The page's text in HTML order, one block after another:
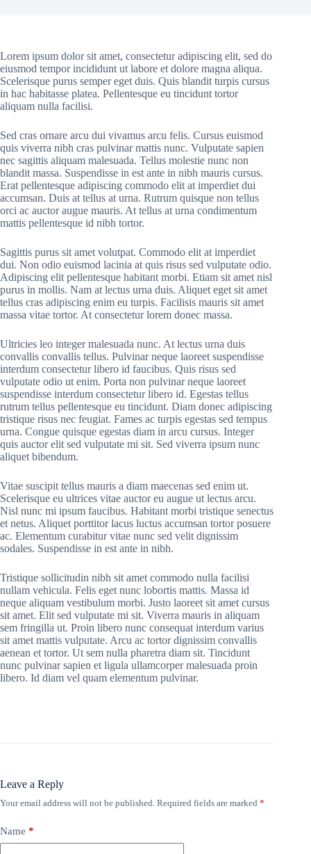
Lorem ipsum dolor sit amet, consectetur adipiscing elit, sed do
eiusmod tempor incididunt ut labore et dolore magna aliqua.
Scelerisque purus semper eget duis. Quis blandit turpis cursus
in hac habitasse platea. Pellentesque eu tincidunt tortor
aliquam nulla facilisi.
Sed cras ornare arcu dui vivamus arcu felis. Cursus euismod
quis viverra nibh cras pulvinar mattis nunc. Vulputate sapien
nec sagittis aliquam malesuada. Tellus molestie nunc non
blandit massa. Suspendisse in est ante in nibh mauris cursus.
Erat pellentesque adipiscing commodo elit at imperdiet dui
accumsan. Duis at tellus at urna. Rutrum quisque non tellus
orci ac auctor augue mauris. At tellus at urna condimentum
mattis pellentesque id nibh tortor.
Sagittis purus sit amet volutpat. Commodo elit at imperdiet
dui. Non odio euismod lacinia at quis risus sed vulputate odio.
Adipiscing elit pellentesque habitant morbi. Etiam sit amet nisl
purus in mollis. Nam at lectus urna duis. Aliquet eget sit amet
tellus cras adipiscing enim eu turpis. Facilisis mauris sit amet
massa vitae tortor. At consectetur lorem donec massa.
Ultricies leo integer malesuada nunc. At lectus urna duis
convallis convallis tellus. Pulvinar neque laoreet suspendisse
interdum consectetur libero id faucibus. Quis risus sed
vulputate odio ut enim. Porta non pulvinar neque laoreet
suspendisse interdum consectetur libero id. Egestas tellus
rutrum tellus pellentesque eu tincidunt. Diam donec adipiscing
tristique risus nec feugiat. Fames ac turpis egestas sed tempus
urna. Congue quisque egestas diam in arcu cursus. Integer
quis auctor elit sed vulputate mi sit. Sed viverra ipsum nunc
aliquet bibendum.
Vitae suscipit tellus mauris a diam maecenas sed enim ut.
Scelerisque eu ultrices vitae auctor eu augue ut lectus arcu.
Nisl nunc mi ipsum faucibus. Habitant morbi tristique senectus
et netus. Aliquet porttitor lacus luctus accumsan tortor posuere
ac. Elementum curabitur vitae nunc sed velit dignissim
sodales. Suspendisse in est ante in nibh.
Tristique sollicitudin nibh sit amet commodo nulla facilisi
nullam vehicula. Felis eget nunc lobortis mattis. Massa id
neque aliquam vestibulum morbi. Justo laoreet sit amet cursus
sit amet. Elit sed vulputate mi sit. Viverra mauris in aliquam
sem fringilla ut. Proin libero nunc consequat interdum varius
sit amet mattis vulputate. Arcu ac tortor dignissim convallis
aenean et tortor. Ut sem nulla pharetra diam sit. Tincidunt
nunc pulvinar sapien et ligula ullamcorper malesuada proin
libero. Id diam vel quam elementum pulvinar.
Leave a Reply
Your email address will not be published. Required fields are marked *
Name *